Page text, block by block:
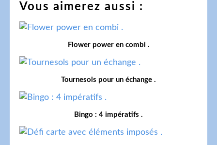
Vous aimerez aussi :
Flower power en combi .
Tournesols pour un échange .
Bingo : 4 impératifs .